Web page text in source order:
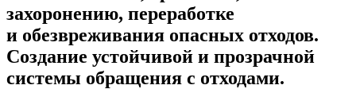
захоронению, переработке
и обезвреживания опасных отходов.
Создание устойчивой и прозрачной
системы обращения с отходами.